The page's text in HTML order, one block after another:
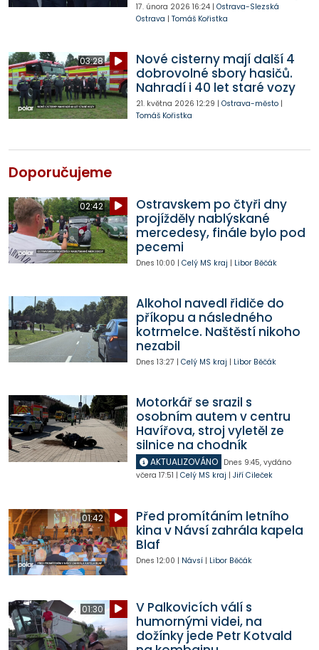
17. února 2026 16:24| Ostrava-Slezská
Ostrava | Tomáš Kořistka
03:28
Nové cisterny mají další 4
dobrovolné sbory hasičů.
Nahradí i 40 let staré vozy
21. května 2026 12:29 | Ostrava-město|
Tomáš Kořistka
Doporučujeme
02:42
Ostravskem po čtyři dny
projížděly nablýskané
mercedesy, finále bylo pod
pecemi
Dnes 10:00 | Celý MS kraj | Libor Běčák
Alkohol navedl řidiče do
příkopu a následného
kotrmelce. Naštěstí nikoho
nezabil
Dnes 13:27 | Celý MS kraj | Libor Běčák
Motorkář se srazil s
osobním autem v centru
Havířova, stroj vyletěl ze
silnice na chodník
AKTUALIZOVÁNO Dnes 9:45, vydáno
včera 17:51 | Celý MS kraj | Jiří Cileček
01:42
Před promítáním letního
kina v Návsí zahrála kapela
Blaf
Dnes 12:00 | Návsí| Libor Běčák
01:30
V Palkovicích válí s
humornými videi, na
dožínky jede Petr Kotvald